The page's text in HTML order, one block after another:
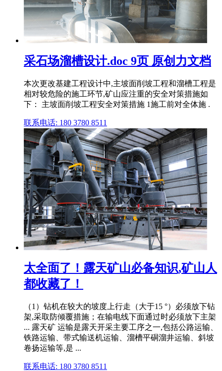
采石场溜槽设计.doc 9页 原创力文档
本次更改基建工程设计中,主坡面削坡工程和溜槽工程是
相对较危险的施工环节,矿山应注重的安全对策措施如
下： 主坡面削坡工程安全对策措施 1施工前对全体施 .
联系电话: 180 3780 8511
太全面了！露天矿山必备知识,矿山人
都收藏了！
（1）钻机在较大的坡度上行走（大于15 °）必须放下钻
架,采取防倾覆措施；在输电线下面通过时必须放下主架
... 露天矿 运输是露天开采主要工序之一,包括公路运输、
铁路运输、带式输送机运输、溜槽平硐溜井运输、斜坡
卷扬运输等,是 ...
联系电话: 180 3780 8511